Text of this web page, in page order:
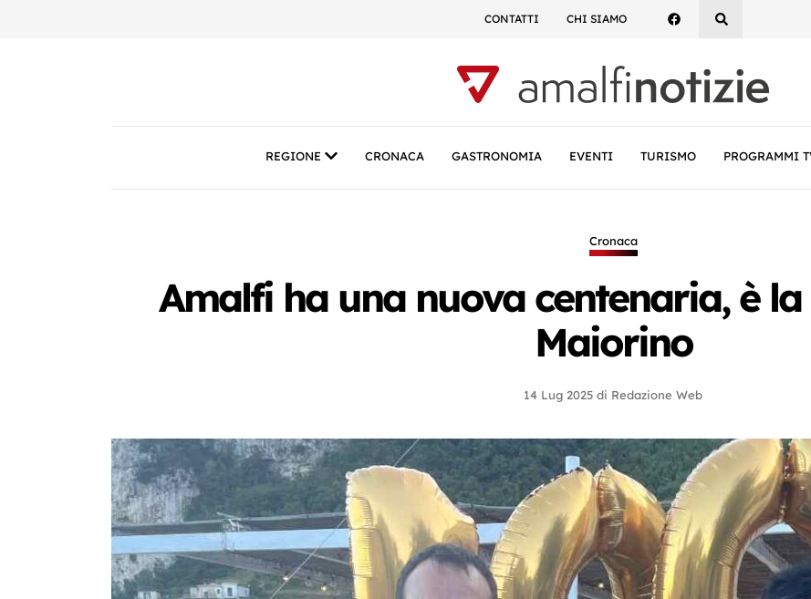
CONTATTI CHI SIAMO
REGIONE CRONACA GASTRONOMIA EVENTI TURISMO PROGRAMMI
Cronaca
Amalfi ha una nuova centenaria, è
Maiorino
14 Lug 2025 di Redazione Web